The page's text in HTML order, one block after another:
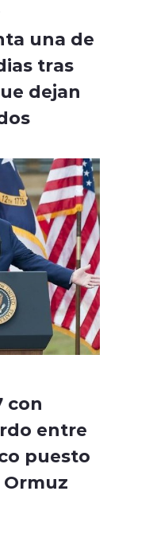
una de
tras
dejan
con
entre
puesto